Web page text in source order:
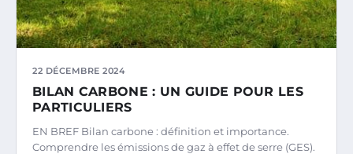
22 DÉCEMBRE 2024
BILAN CARBONE : UN GUIDE POUR LES
PARTICULIERS
EN BREF Bilan carbone : définition et importance.
Comprendre les émissions de gaz à effet de serre (GES).